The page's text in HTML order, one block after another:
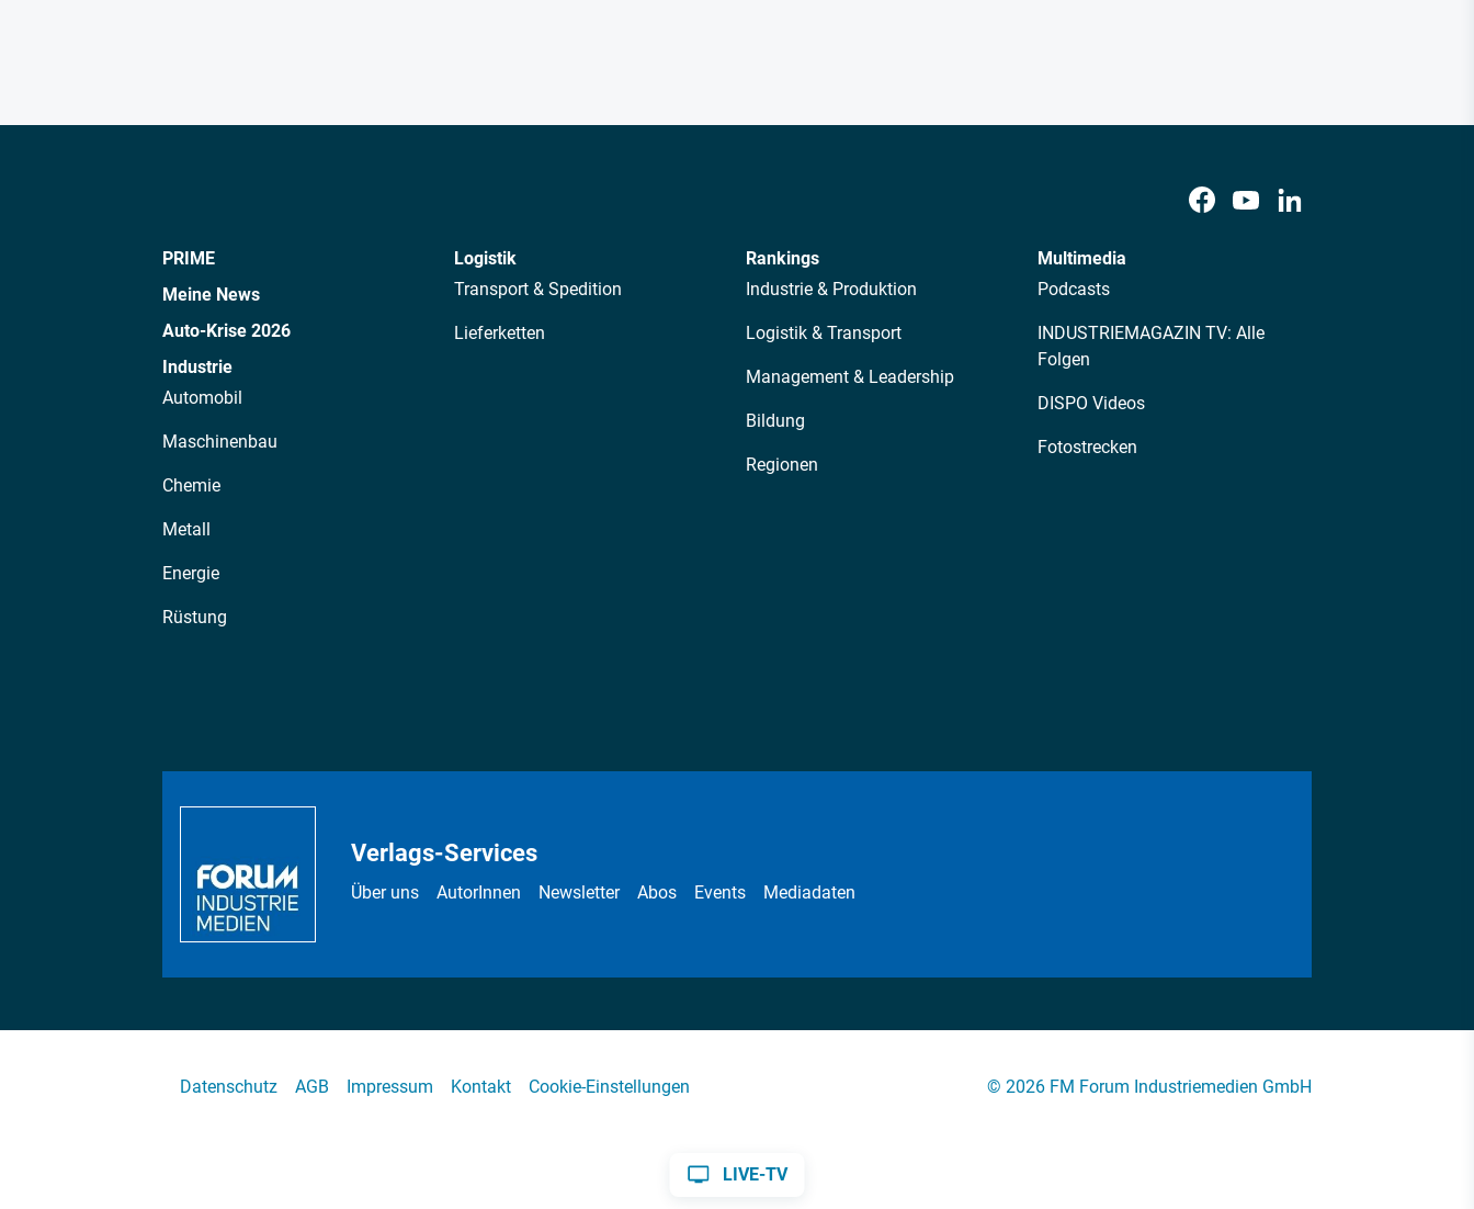
PRIME
Meine News
Auto-Krise 2026
Industrie
Automobil
Maschinenbau
Chemie
Metall
Energie
Rüstung
Logistik
Transport & Spedition
Lieferketten
Rankings
Industrie & Produktion
Logistik & Transport
Management & Leadership
Bildung
Regionen
Multimedia
Podcasts
INDUSTRIEMAGAZIN TV: Alle
Folgen
DISPO Videos
Fotostrecken
Verlags-Services
Über uns AutorInnen Newsletter Abos Events Mediadaten
Datenschutz AGB Impressum Kontakt Cookie-Einstellungen © 2026 FM Forum Industriemedien GmbH
LIVE-TV